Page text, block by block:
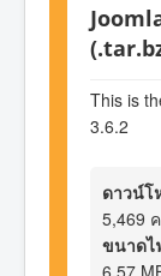
This is
3.6.2
ดาวน์โ
5,469
ขนาดไ
6.57